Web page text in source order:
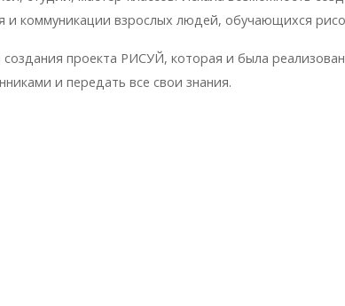
и коммуникации взрослых людей, обучающихся
проекта РИСУЙ, которая и была
и передать все свои знания.